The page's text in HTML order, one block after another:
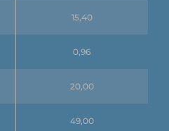
15,40
0,96
20,00
49,00